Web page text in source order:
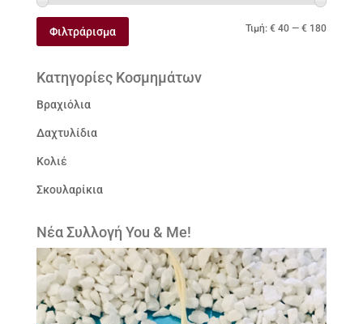
Φιλτράρισμα Τιμή:€ 40 —€ 180
Κατηγορίες Κοσμημάτων
Βραχιόλια
Δαχτυλίδια
Κολιέ
Σκουλαρίκια
Νέα Συλλογή You & Me!